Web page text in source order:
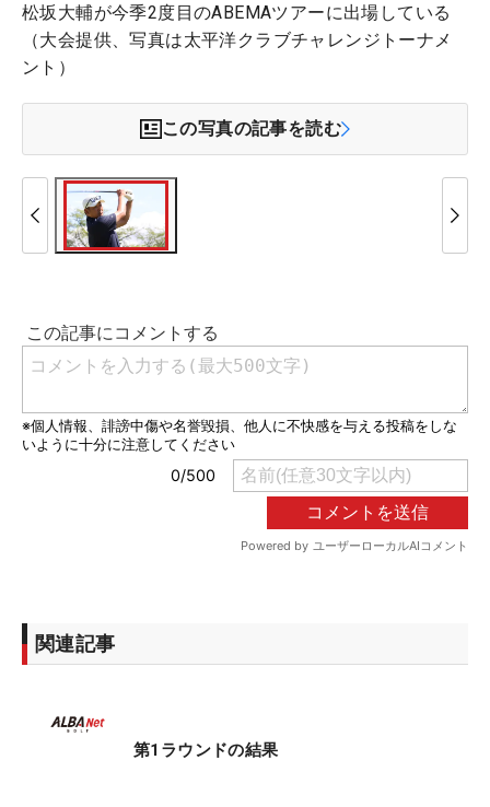
松坂大輔が今季2度目のABEMAツアーに出場している
（大会提供、写真は太平洋クラブチャレンジトーナメ
ント）
この写真の記事を読む
関連記事
第1ラウンドの結果